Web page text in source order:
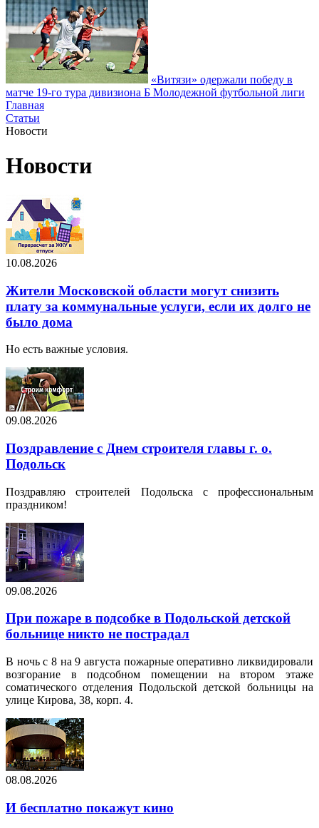
«Витязи» одержали победу в
матче 19-го тура дивизиона Б Молодежной футбольной лиги
Главная
Статьи
Новости
Новости
10.08.2026
Жители Московской области могут снизить
плату за коммунальные услуги, если их долго не
было дома
Но есть важные условия.
09.08.2026
Поздравление с Днем строителя главы г. о.
Подольск
Поздравляю строителей Подольска с профессиональным
праздником!
09.08.2026
При пожаре в подсобке в Подольской детской
больнице никто не пострадал
В ночь с 8 на 9 августа пожарные оперативно ликвидировали
возгорание в подсобном помещении на втором этаже
соматического отделения Подольской детской больницы на
улице Кирова, 38, корп. 4.
08.08.2026
И бесплатно покажут кино